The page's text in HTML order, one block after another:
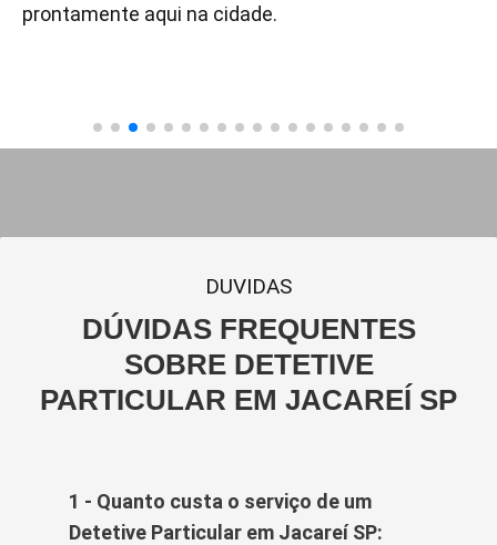
prontamente aqui na cidade.
DUVIDAS
DÚVIDAS FREQUENTES
SOBRE DETETIVE
PARTICULAR EM JACAREÍ SP
1 - Quanto custa o serviço de um
Detetive Particular em Jacareí SP: